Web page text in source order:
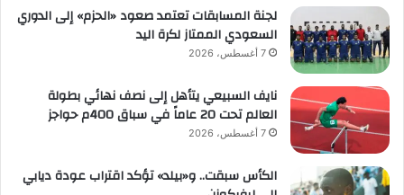
لجنة المسابقات تعتمد صعود «الحزم» إلى الدوري
السعودي الممتاز لكرة اليد
7 أغسطس، 2026
نايف السبيعي يتأهل إلى نصف نهائي بطولة
العالم تحت 20 عاماً في سباق 400م حواجز
7 أغسطس، 2026
الكأس سبقت.. و«بيلد» تؤكد اقتراب عودة ديابي